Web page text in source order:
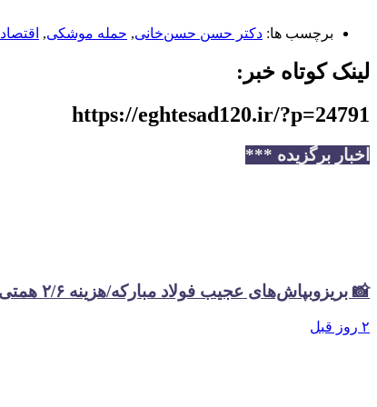
برچسب ها: دکتر حسن حسن‌خانی, حمله موشکی, اقتصاد 120
لینک کوتاه خبر:
https://eghtesad120.ir/?p=24791
اخبار برگزیده ***
📸 بریزوبپاش‌های عجیب فولاد مبارکه/هزینه ۲/۶ همتی برای تبلیغات در سال گذشته
۲ روز قبل